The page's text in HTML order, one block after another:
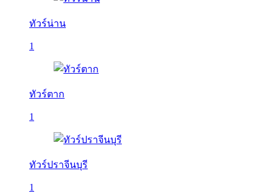
ทัวร์น่าน
1
ทัวร์ตาก
1
ทัวร์ปราจีนบุรี
1